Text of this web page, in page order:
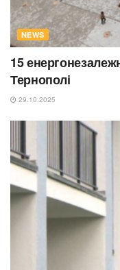
NEWS
15
Тернополі
29.10.2025